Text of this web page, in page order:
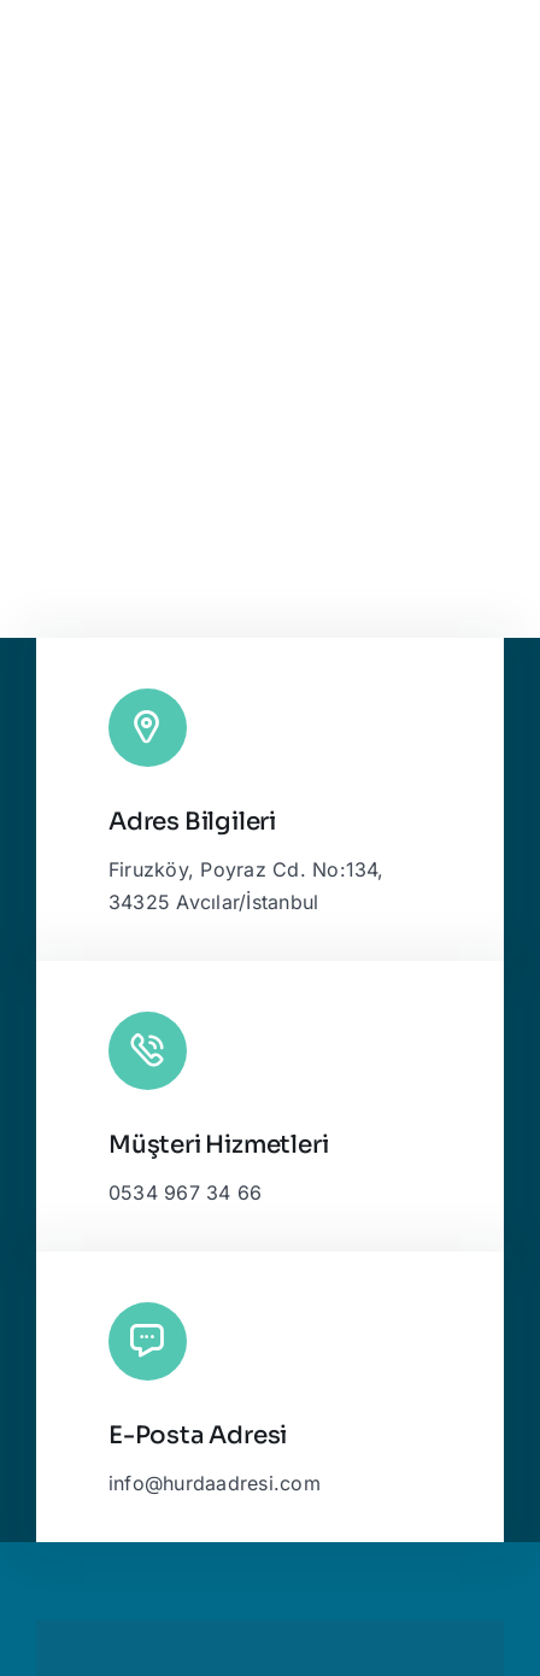
Adres Bilgileri
Firuzköy, Poyraz Cd. No:134,
34325 Avcılar/İstanbul
Müşteri Hizmetleri
0534 967 34 66
E-Posta Adresi
info@hurdaadresi.com